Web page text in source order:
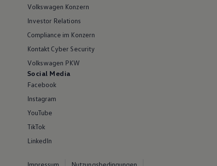
Volkswagen Konzern
Investor Relations
Compliance im Konzern
Kontakt Cyber Security
Volkswagen PKW
Social Media
Facebook
Instagram
YouTube
TikTok
LinkedIn
Impressum
Nutzungsbedingungen